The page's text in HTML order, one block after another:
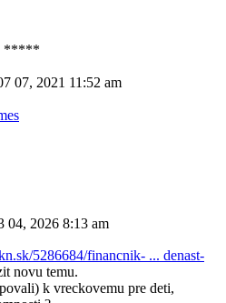
*****
07, 2021 11:52 am
04, 2026 8:13 am
5286684/financnik- ... denast-
novu temu.
k vreckovemu pre deti,